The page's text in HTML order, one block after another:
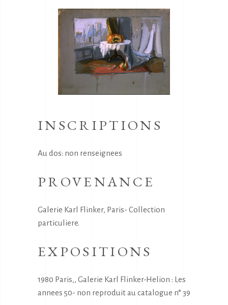
INSCRIPTIONS
Au dos: non renseignees
PROVENANCE
Galerie Karl Flinker, Paris- Collection
particuliere.
EXPOSITIONS
1980 Paris,, Galerie Karl Flinker-Helion : Les
annees 50- non reproduit au catalogue n° 39